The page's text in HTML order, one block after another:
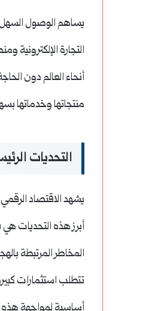
يساهم الوصول السهل
التجارة
أنحاء العالم دون
منتجاتها وخدماتها
التحديات
يشهد الاقتصاد
أبرز هذه التحديات هي
المخاطر المرتبطة
تتطلب استثمارات